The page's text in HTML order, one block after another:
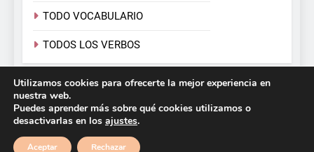
TODO VOCABULARIO
TODOS LOS VERBOS
Español para Extranjeros. Victoria Monera y Carmen
Calvo. 2026. Funciona gracias aBlazeThemes
Utilizamos cookies para ofrecerte la mejor experiencia en
nuestra web.
Puedes aprender más sobre qué cookies utilizamos o
desactivarlas en los ajustes.
Aceptar Rechazar